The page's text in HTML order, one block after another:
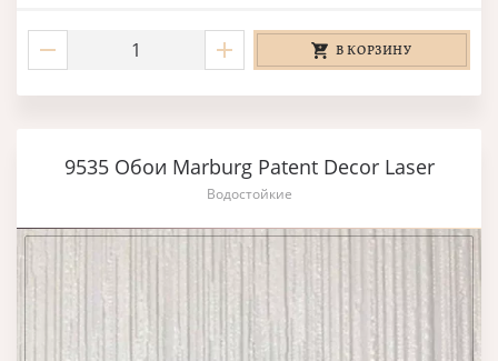
В КОРЗИНУ
9535 Обои Marburg Patent Decor Laser
Водостойкие